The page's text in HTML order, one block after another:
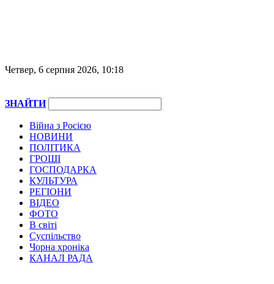
Четвер, 6 серпня 2026, 10:18
ЗНАЙТИ
Війна з Росією
НОВИНИ
ПОЛІТИКА
ГРОШІ
ГОСПОДАРКА
КУЛЬТУРА
РЕГІОНИ
ВІДЕО
ФОТО
В світі
Суспільство
Чорна хроніка
КАНАЛ РАДА